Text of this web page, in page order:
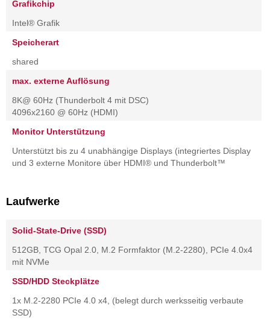
Grafikchip
Intel® Grafik
Speicherart
shared
max. externe Auflösung
8K@ 60Hz (Thunderbolt 4 mit DSC)
4096x2160 @ 60Hz (HDMI)
Monitor Unterstützung
Unterstützt bis zu 4 unabhängige Displays (integriertes Display
und 3 externe Monitore über HDMI® und Thunderbolt™
Laufwerke
Solid-State-Drive (SSD)
512GB, TCG Opal 2.0, M.2 Formfaktor (M.2-2280), PCIe 4.0x4
mit NVMe
SSD/HDD Steckplätze
1x M.2-2280 PCIe 4.0 x4, (belegt durch werksseitig verbaute
SSD)